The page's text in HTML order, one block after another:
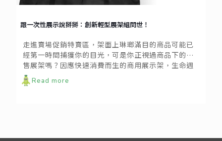
跟一次性展示說掰掰：創新輕型展架組問世！
走進賣場促銷特賣區，架面上琳瑯滿目的商品可能已
經第一時間捕獲你的目光，可是你正視過商品下的銷
售展架嗎？因應快速消費而生的商用展示架，生命週
期通常短暫，選用的材質也往往容易折損，難以重複
使用。在檔期推陳出新的更迭下，臨時展架短暫的壽
Read more